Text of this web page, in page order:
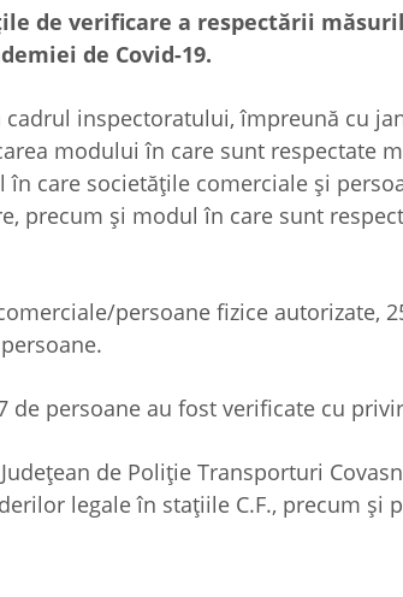
de verificare a respectării
de Covid-19.
inspectoratului, împreună cu
modului în care sunt respectate
care societățile comerciale și
precum și modul în care sunt
persoane fizice autorizate,
persoane au fost verificate cu
de Poliție Transporturi
legale în stațiile C.F., precum și